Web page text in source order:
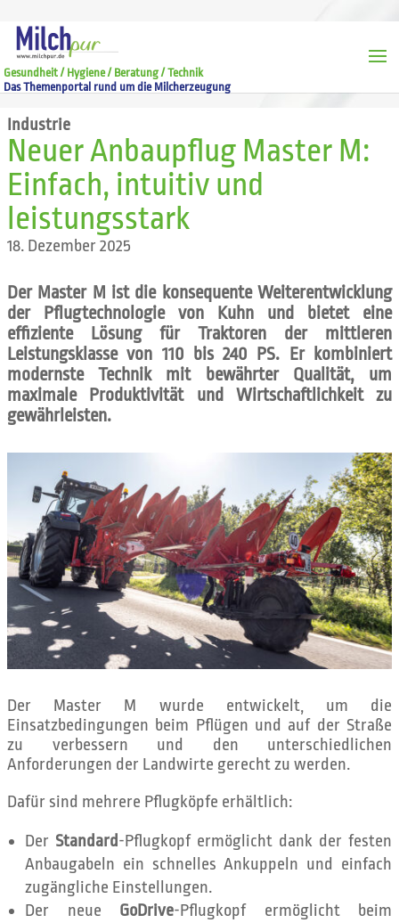
Gesundheit / Hygiene / Beratung / Technik
Das Themenportal rund um die Milcherzeugung
Industrie
Neuer Anbaupflug Master M:
Einfach, intuitiv und
leistungsstark
18. Dezember 2025
Der Master M ist die konsequente Weiterentwicklung
der Pflugtechnologie von Kuhn und bietet eine
effiziente Lösung für Traktoren der mittleren
Leistungsklasse von 110 bis 240 PS. Er kombiniert
modernste Technik mit bewährter Qualität, um
maximale Produktivität und Wirtschaftlichkeit zu
gewährleisten.
Der Master M wurde entwickelt, um die
Einsatzbedingungen beim Pflügen und auf der Straße
zu verbessern und den unterschiedlichen
Anforderungen der Landwirte gerecht zu werden.
Dafür sind mehrere Pflugköpfe erhältlich:
Der Standard-Pflugkopf ermöglicht dank der festen
Anbaugabeln ein schnelles Ankuppeln und einfach
zugängliche Einstellungen.
Der neue GoDrive-Pflugkopf ermöglicht beim